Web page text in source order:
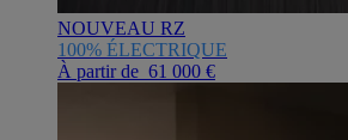
NOUVEAU RZ
100% ÉLECTRIQUE
À partir de 61 000 €